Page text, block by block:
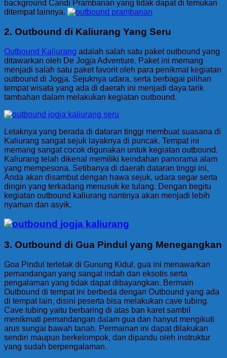
background Candi Prambanan yang tidak dapat di temukan
ditempat lainnya.
2. Outbound di Kaliurang Yang Seru
Outbound Kaliurang adalah salah satu paket outbound yang
ditawarkan oleh De Jogja Adventure. Paket ini memang
menjadi salah satu paket favorit oleh para penikmat kegiatan
outbound di Jogja. Sejuknya udara, serta berbagai pilihan
tempat wisata yang ada di daerah ini menjadi daya tarik
tambahan dalam melakukan kegiatan outbound.
Letaknya yang berada di dataran tinggi membuat suasana di
Kaliurang sangat sejuk layaknya di puncak. Tempat ini
memang sangat cocok digunakan untuk kegiatan outbound.
Kaliurang telah dikenal memiliki keindahan panorama alam
yang mempesona. Setibanya di daerah dataran tinggi ini,
Anda akan disambut dengan hawa sejuk, udara segar serta
dingin yang terkadang menusuk ke tulang. Dengan begitu
kegiatan outbound kaliurang nantinya akan menjadi lebih
nyaman dan asyik.
3. Outbound di Gua Pindul yang Menegangkan
Goa Pindul terletak di Gunung Kidul, gua ini menawarkan
pemandangan yang sangat indah dan eksotis serta
pengalaman yang tidak dapat dibayangkan. Bermain
Outbound di tempat ini berbeda dengan Outbound yang ada
di tempat lain, disini peserta bisa melakukan cave tubing.
Cave tubing yaitu berbaring di atas ban karet sambil
menikmati pemandangan dalam gua dan hanyut mengikuti
arus sungai bawah tanah. Permainan ini dapat dilakukan
sendiri maupun berkelompok, dan dipandu oleh instruktur
yang sudah berpengalaman.